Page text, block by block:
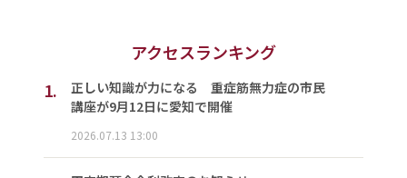
アクセスランキング
1.
正しい知識が力になる 重症筋無力症の市民
講座が9月12日に愛知で開催
2026.07.13 13:00